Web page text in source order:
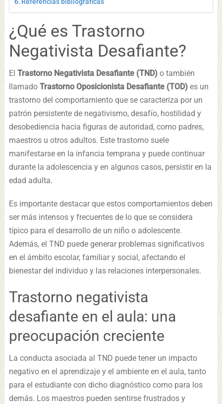
Referencias bibliográficas
¿Qué es Trastorno
Negativista Desafiante?
El Trastorno Negativista Desafiante (TND)o también
llamado Trastorno Oposicionista Desafiante (TOD)es un
trastorno del comportamiento que se caracteriza por un
patrón persistente de negativismo, desafío, hostilidad y
desobediencia hacia figuras de autoridad, como padres,
maestros u otros adultos. Este trastorno suele
manifestarse en la infancia temprana y puede continuar
durante la adolescencia y en algunos casos, persistir en la
edad adulta.
Es importante destacar que estos comportamientos deben
ser más intensos y frecuentes de lo que se considera
típico para el desarrollo de un niño o adolescente.
Además, el TND puede generar problemas significativos
en el ámbito escolar, familiar y social, afectando el
bienestar del individuo y las relaciones interpersonales.
Trastorno negativista
desafiante en el aula: una
preocupación creciente
La conducta asociada al TND puede tener un impacto
negativo en el aprendizaje y el ambiente en el aula, tanto
para el estudiante con dicho diagnóstico como para los
demás. Los maestros pueden sentirse frustrados y